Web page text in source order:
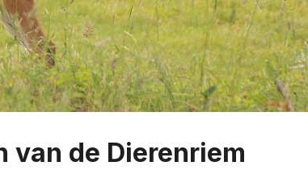
van de Dierenriem